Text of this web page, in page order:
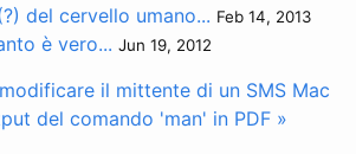
del cervello umano... Feb 14, 2013
è vero... Jun 19, 2012
il mittente di un SMS Mac
del comando 'man' in PDF »